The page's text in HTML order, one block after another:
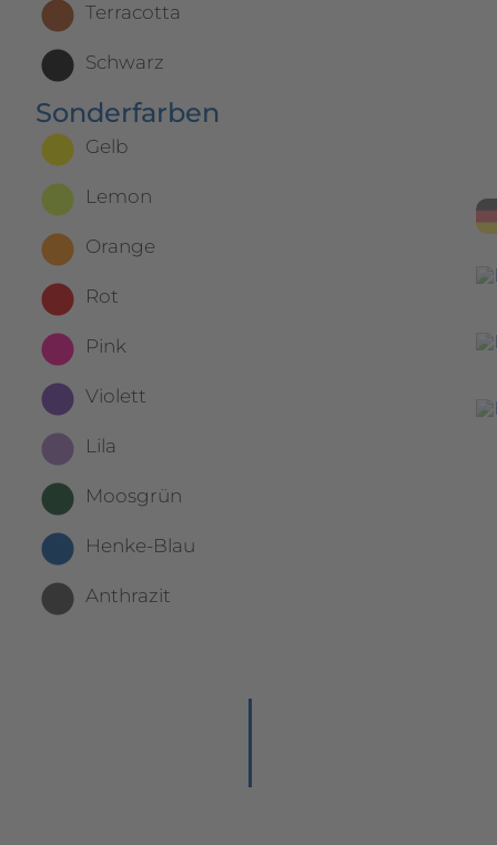
Terracotta
Schwarz
Sonderfarben
Gelb
Lemon
Orange
Rot
Pink
Violett
Lila
Moosgrün
Henke-Blau
Anthrazit